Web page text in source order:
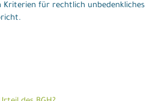
Kriterien für rechtlich unbedenkliches